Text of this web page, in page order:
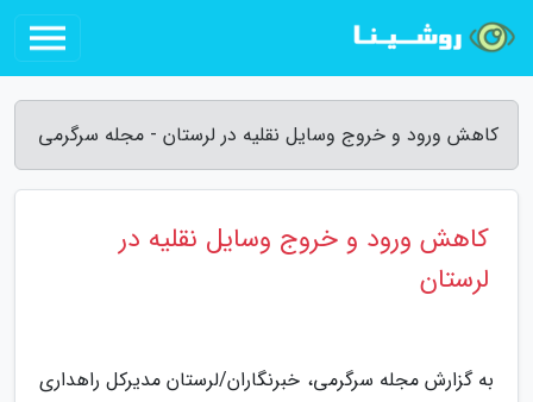
کاهش ورود و خروج وسایل نقلیه در لرستان - مجله سرگرمی
کاهش ورود و خروج وسایل نقلیه در
لرستان
به گزارش مجله سرگرمی، خبرنگاران/لرستان مدیرکل راهداری